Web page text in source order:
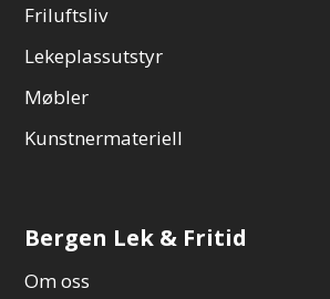
Friluftsliv
Lekeplassutstyr
Møbler
Kunstnermateriell
Bergen Lek & Fritid
Om oss